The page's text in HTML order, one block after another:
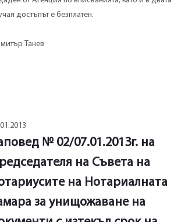
достъпът е безплатен.
Танев
№ 02/07.01.2013г. на
на Съвета на
на Нотариалната
за унищожаване на